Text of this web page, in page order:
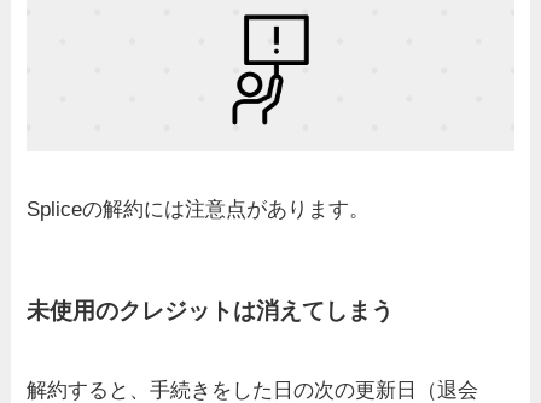
Spliceの解約には注意点があります。
未使用のクレジットは消えてしまう
解約すると、手続きをした日の次の更新日（退会